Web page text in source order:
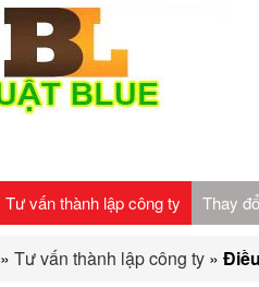
Tư vấn thành lập công ty Thay
» Tư vấn thành lập công ty »